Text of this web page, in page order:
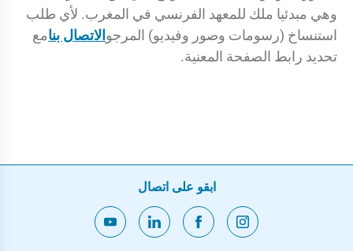
وهي مبدئيا ملك للمعهد الفرنسي في المغرب. لأي طلب
استنساخ (رسومات وصور وفيديو) المرجو الاتصال بنامع
تحديد رابط الصفحة المعنية.
ابقو على اتصال